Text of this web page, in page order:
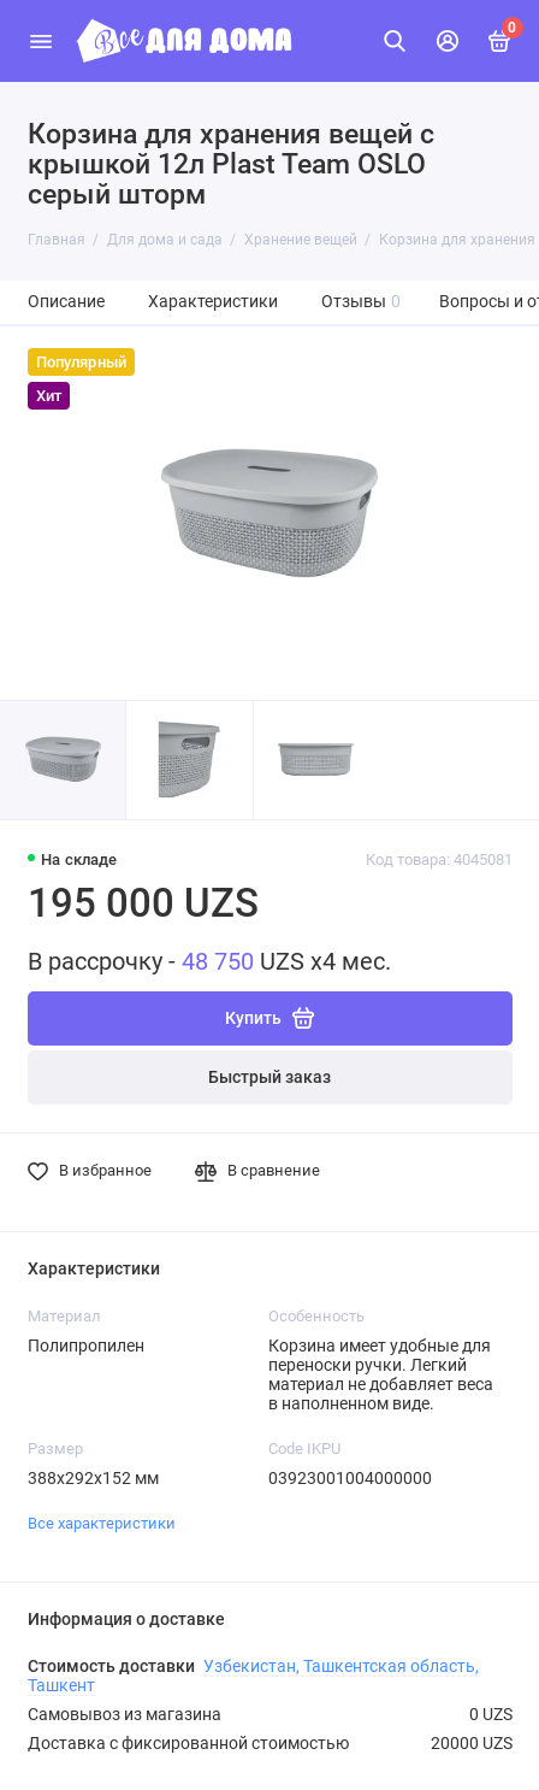
0
Корзина для хранения вещей с
крышкой 12л Plast Team OSLO
серый шторм
Главная Для дома и сада Хранение вещей Корзина для
Описание Характеристики Отзывы 0 Вопросы и
Популярный
Хит
На складе Код товара: 4045081
195 000 UZS
В рассрочку - 48 750 UZS x4 мес.
Купить
Быстрый заказ
В избранное В сравнение
Характеристики
Материал
Полипропилен
Особенность
Корзина имеет удобные для
переноски ручки. Легкий
материал не добавляет веса
в наполненном виде.
Размер
388х292х152 мм
Code IKPU
03923001004000000
Все характеристики
Информация о доставке
Стоимость доставки Узбекистан, Ташкентская область,
Ташкент
Самовывоз из магазина
0 UZS
Доставка с фиксированной стоимостью
20000 UZS